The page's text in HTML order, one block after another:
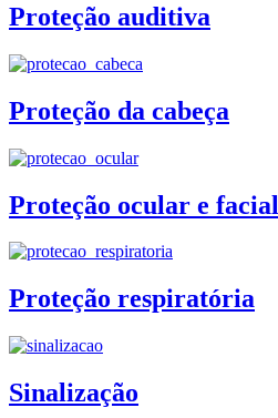
Proteção auditiva
Proteção da cabeça
Proteção ocular e facial
Proteção respiratória
Sinalização